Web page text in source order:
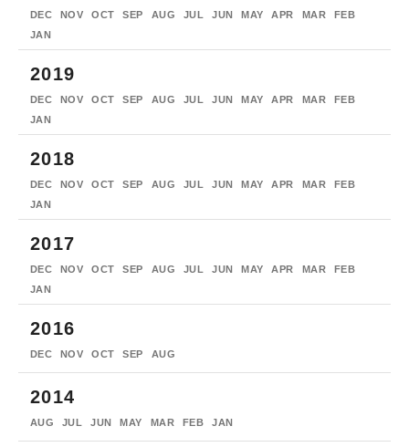
DEC NOV OCT SEP AUG JUL JUN MAY APR MAR
FEB
JAN
2019
DEC NOV OCT SEP AUG JUL JUN MAY APR MAR
FEB
JAN
2018
DEC NOV OCT SEP AUG JUL JUN MAY APR MAR
FEB
JAN
2017
DEC NOV OCT SEP AUG JUL JUN MAY APR MAR
FEB
JAN
2016
DEC NOV OCT SEP AUG
2014
AUG JUL JUN MAY MAR FEB JAN